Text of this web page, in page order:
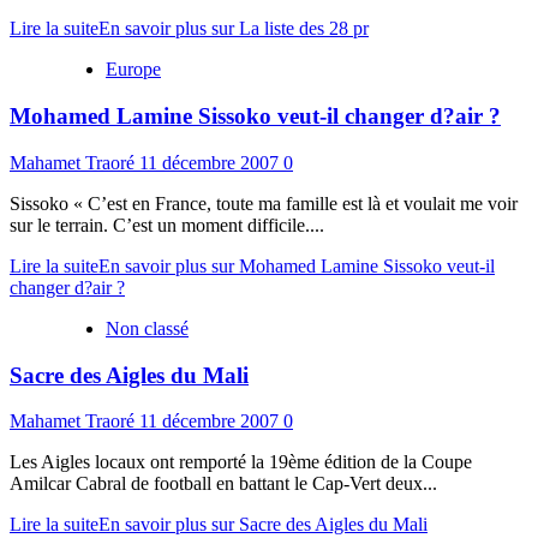
Lire la suiteEn savoir plus sur La liste des 28 pr
Europe
Mohamed Lamine Sissoko veut-il changer d?air ?
Mahamet Traoré 11 décembre 2007 0
Sissoko « C’est en France, toute ma famille est là et voulait me voir
sur le terrain. C’est un moment difficile....
Lire la suiteEn savoir plus sur Mohamed Lamine Sissoko veut-il
changer d?air ?
Non classé
Sacre des Aigles du Mali
Mahamet Traoré 11 décembre 2007 0
Les Aigles locaux ont remporté la 19ème édition de la Coupe
Amilcar Cabral de football en battant le Cap-Vert deux...
Lire la suiteEn savoir plus sur Sacre des Aigles du Mali